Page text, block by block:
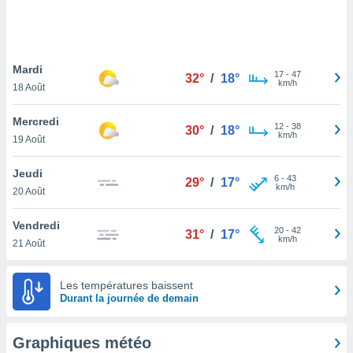
pas
de
à
cas,
que
sur le
et que
Mardi
18 Août
32° / 18° 17- 47
km/h
Mercredi
19 Août
30° / 18° 12- 38
km/h
Jeudi
20 Août
29° / 17° 6- 43
km/h
Vendredi
21 Août
31° / 17° 20- 42
km/h
Les températures baissent
Durant la journée de demain
Graphiques météo